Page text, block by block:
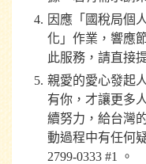
因應「國稅局個
化」作業，響應
此服務，請直接
親愛的愛心發起
有你，才讓更多
續努力，給台灣
動過程中有任何
2799-0333 #1 。